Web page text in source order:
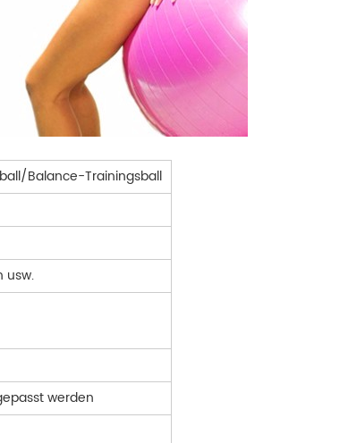
Balance-Trainingsball
usw.
werden